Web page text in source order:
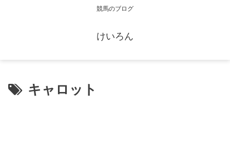
競馬のブログ
けいろん
キャロット